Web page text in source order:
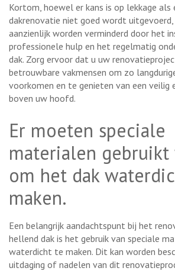
Kortom, hoewel er kans is op lekkage als
dakrenovatie niet goed wordt uitgevoerd,
aanzienlijk worden verminderd door het
professionele hulp en het regelmatig
dak. Zorg ervoor dat u uw
betrouwbare vakmensen om zo
voorkomen en te genieten van een veilig
boven uw hoofd.
Er moeten speciale
materialen gebruikt
om het dak
maken.
Een belangrijk aandachtspunt bij het
hellend dak is het gebruik van speciale
waterdicht te maken. Dit kan worden
uitdaging of nadelen van dit